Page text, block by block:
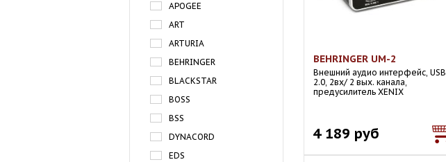
APOGEE
ART
ARTURIA
BEHRINGER
BLACKSTAR
BOSS
BSS
DYNACORD
EDS
BEHRINGER UM-2
Внешний аудио интерфейс, USB
2.0, 2вх/ 2 вых. канала,
предусилитель XENIX
4 189 руб